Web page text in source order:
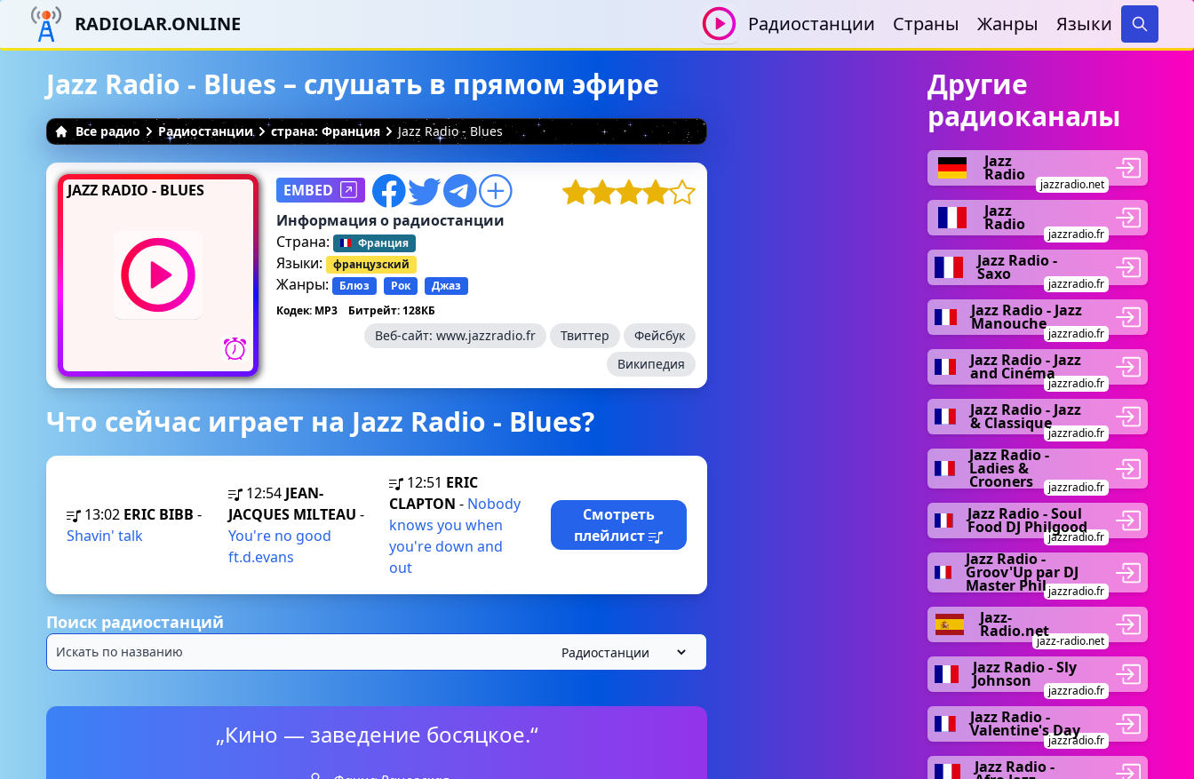
RADIOLAR.ONLINE Радиостанции Страны Жанры Языки
Search
Jazz Radio - Blues – слушать в прямом эфире
Все радио Радиостанции страна: Франция Jazz Radio - Blues
JAZZ RADIO - BLUES
EMBED
Информация о радиостанции
Страна:
Франция
Языки: французский
Жанры: Блюз Рок
Джаз
Кодек: MP3
Битрейт: 128КБ
Веб-сайт: www.jazzradio.fr Твиттер
Фейсбук
Википедия
Что сейчас играет на Jazz Radio - Blues?
13:02 ERIC BIBB -
Shavin' talk
12:54 JEAN-
JACQUES MILTEAU -
You're no good
ft.d.evans
12:51 ERIC
CLAPTON - Nobody
knows you when
you're down and
out
Смотреть
плейлист
Поиск радиостанций
„Кино — заведение босяцкое.“
Другие
радиоканалы
Jazz
Radio
jazzradio.net
Jazz
Radio
jazzradio.fr
Jazz Radio -
Saxo
jazzradio.fr
Jazz Radio - Jazz
Manouche
jazzradio.fr
Jazz Radio - Jazz
and Cinéma
jazzradio.fr
Jazz Radio - Jazz
& Classique
jazzradio.fr
Jazz Radio -
Ladies &
Crooners jazzradio.fr
Jazz Radio - Soul
Food DJ Philgood
jazzradio.fr
Jazz Radio -
Groov'Up par DJ
Master Philjazzradio.fr
Jazz-
Radio.net
jazz-radio.net
Jazz Radio - Sly
Johnson
jazzradio.fr
Jazz Radio -
Valentine's Day
jazzradio.fr
Jazz Radio -